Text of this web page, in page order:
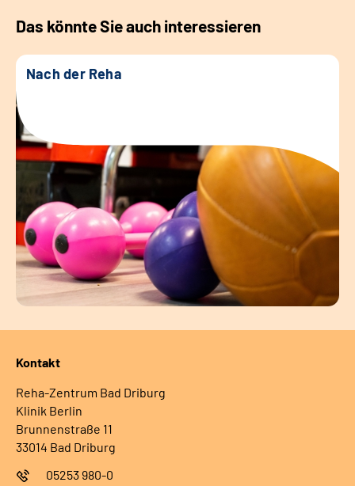
Das könnte Sie auch interessieren
Nach der Reha
Kontakt
Reha-Zentrum Bad Driburg
Klinik Berlin
Brunnenstraße 11
33014 Bad Driburg
05253 980-0